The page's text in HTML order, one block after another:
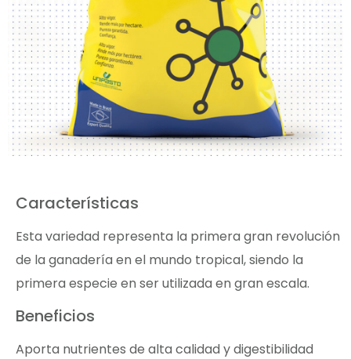
Características
Esta variedad representa la primera gran revolución
de la ganadería en el mundo tropical, siendo la
primera especie en ser utilizada en gran escala.
Beneficios
Aporta nutrientes de alta calidad y digestibilidad